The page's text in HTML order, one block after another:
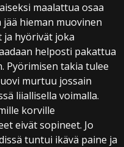
maalattua osaa
hieman muovinen
ja hyörivät joka
helposti pakattua
Pyörimisen takia tulee
murtuu jossain
liiallisella voimalla.
korville
eivät sopineet. Jo
tuntui ikävä paine ja